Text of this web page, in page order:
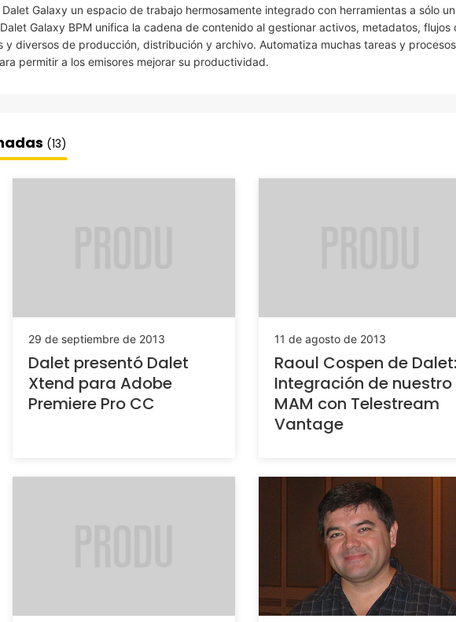
Galaxy un espacio de trabajo hermosamente integrado con herramientas a sólo un
Galaxy BPM unifica la cadena de contenido al gestionar activos, metadatos, flujos
diversos de producción, distribución y archivo. Automatiza muchas tareas y
permitir a los emisores mejorar su productividad.
(13)
29 de septiembre de 2013
Dalet presentó Dalet
Xtend para Adobe
Premiere Pro CC
11 de agosto de 2013
Raoul Cospen de Dalet:
Integración de nuestro
MAM con Telestream
Vantage